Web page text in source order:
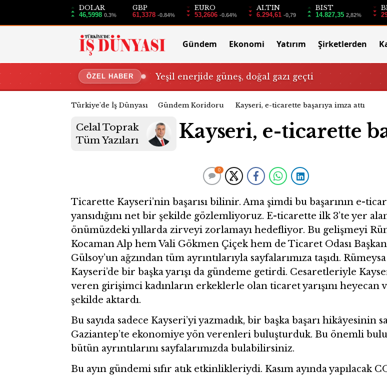
DOLAR
46,5998 0.3%
GBP
61,3378 -0.84%
EURO
53,2606 -0.64%
ALTIN
6.294,61 -0,79
BIST
14.827,35 2,82%
Gündem Ekonomi Yatırım Şirketlerden
ÖZEL HABER Yeşil enerjide güneş, doğal gazı geçti
Türkiye'de İş Dünyası Gündem Koridoru Kayseri, e-ticarette başarıya imza attı
Celal Toprak
Tüm Yazıları
Kayseri, e-ticarette
0
Ticarette Kayseri’nin başarısı bilinir. Ama şimdi bu başarının e-
yansıdığını net bir şekilde gözlemliyoruz. E-ticarette ilk 3’te yer
önümüzdeki yıllarda zirveyi zorlamayı hedefliyor. Bu gelişmeyi
Kocaman Alp hem Vali Gökmen Çiçek hem de Ticaret Odası
Gülsoy’un ağzından tüm ayrıntılarıyla sayfalarımıza taşıdı.
Kayseri’de bir başka yarışı da gündeme getirdi. Cesaretleriyle
veren girişimci kadınların erkeklerle olan ticaret yarışını heyecan
şekilde aktardı.
Bu sayıda sadece Kayseri’yi yazmadık, bir başka başarı hikâyesinin
Gaziantep’te ekonomiye yön verenleri buluşturduk. Bu önemli
bütün ayrıntılarını sayfalarımızda bulabilirsiniz.
Bu ayın gündemi sıfır atık etkinlikleriydi. Kasım ayında yapılacak